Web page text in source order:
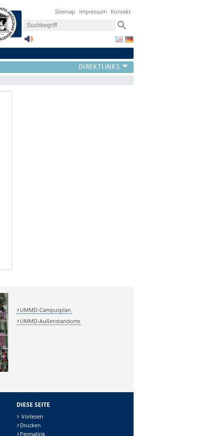
Sitemap Impressum Kontakt
UMMD-Campusplan
UMMD-Außenstandorte
DIESE SEITE
Vorlesen
Drucken
Permalink